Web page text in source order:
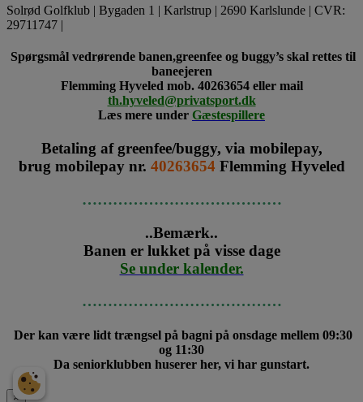
Solrød Golfklub | Bygaden 1 | Karlstrup | 2690 Karlslunde | CVR:
29711747 |
Spørgsmål vedrørende banen,greenfee og buggy’s skal rettes til
baneejeren
Flemming Hyveled mob. 40263654 eller mail
th.hyveled@privatsport.dk
Læs mere under Gæstespillere
Betaling af greenfee/buggy, via mobilepay,
brug mobilepay nr. 40263654 Flemming Hyveled
…………………………………
..Bemærk..
Banen er lukket på visse dage
Se under kalender.
…………………………………
Der kan være lidt trængsel på bagni på onsdage mellem 09:30
og 11:30
Da seniorklubben huserer her, vi har gunstart.
×